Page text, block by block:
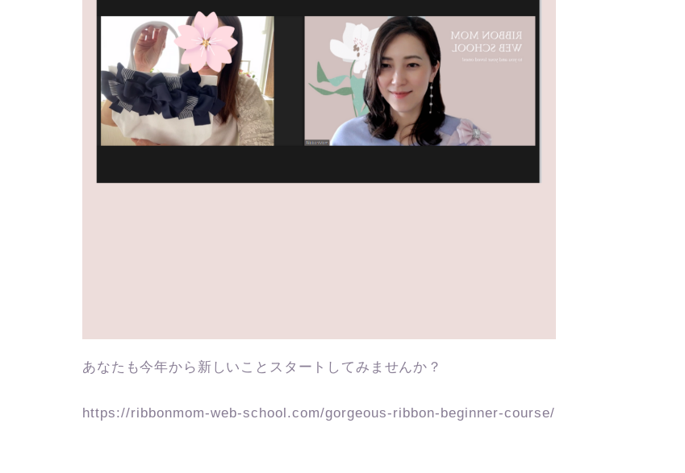
あなたも今年から新しいことスタートしてみませんか？
https://ribbonmom-web-school.com/gorgeous-ribbon-beginner-course/